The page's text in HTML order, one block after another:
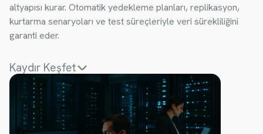
altyapısı kurar. Otomatik yedekleme planları, replikasyon,
kurtarma senaryoları ve test süreçleriyle veri sürekliliğini
garanti eder.
Kaydır Keşfet